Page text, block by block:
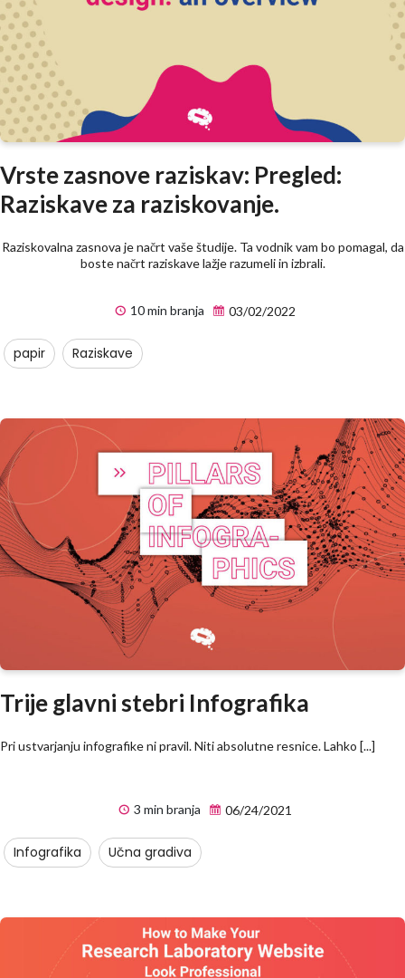
Vrste zasnove raziskav: Pregled:
Raziskave za raziskovanje.
Raziskovalna zasnova je načrt vaše študije. Ta vodnik vam bo pomagal, da
boste načrt raziskave lažje razumeli in izbrali.
10 min branja 03/02/2022
papir Raziskave
Trije glavni stebri Infografika
Pri ustvarjanju infografike ni pravil. Niti absolutne resnice. Lahko [...]
3 min branja 06/24/2021
Infografika Učna gradiva